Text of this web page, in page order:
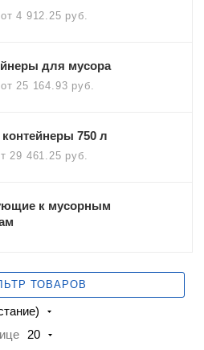
от 4 912.25 руб.
для мусора
от 25 164.93 руб.
750 л
29 461.25 руб.
к мусорным
ТОВАРОВ
20